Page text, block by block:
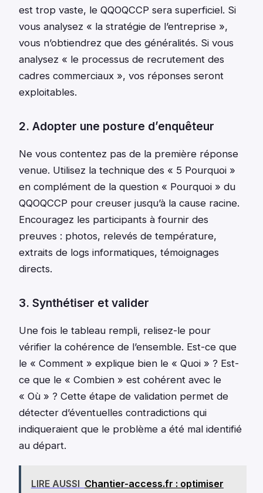
est trop vaste, le QQOQCCP sera superficiel. Si
vous analysez « la stratégie de l’entreprise »,
vous n’obtiendrez que des généralités. Si vous
analysez « le processus de recrutement des
cadres commerciaux », vos réponses seront
exploitables.
2. Adopter une posture d’enquêteur
Ne vous contentez pas de la première réponse
venue. Utilisez la technique des « 5 Pourquoi »
en complément de la question « Pourquoi » du
QQOQCCP pour creuser jusqu’à la cause racine.
Encouragez les participants à fournir des
preuves : photos, relevés de température,
extraits de logs informatiques, témoignages
directs.
3. Synthétiser et valider
Une fois le tableau rempli, relisez-le pour
vérifier la cohérence de l’ensemble. Est-ce que
le « Comment » explique bien le « Quoi » ? Est-
ce que le « Combien » est cohérent avec le
« Où » ? Cette étape de validation permet de
détecter d’éventuelles contradictions qui
indiqueraient que le problème a été mal identifié
au départ.
LIRE AUSSI Chantier-access.fr : optimiser